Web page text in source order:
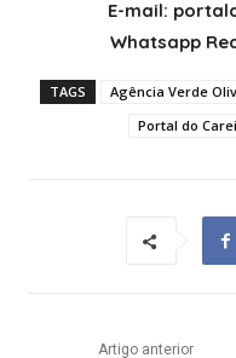
E-mail:
Whatsapp
TAGS Agência Verde
Portal do
Artigo anterior